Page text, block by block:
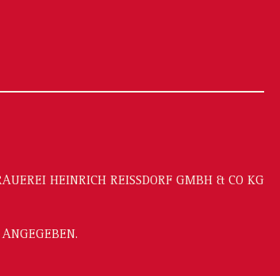
HEINRICH REISSDORF GMBH & CO KG